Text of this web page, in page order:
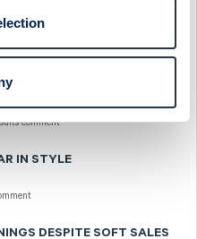
STREET
results
comment
IN STYLE
DESPITE SOFT SALES